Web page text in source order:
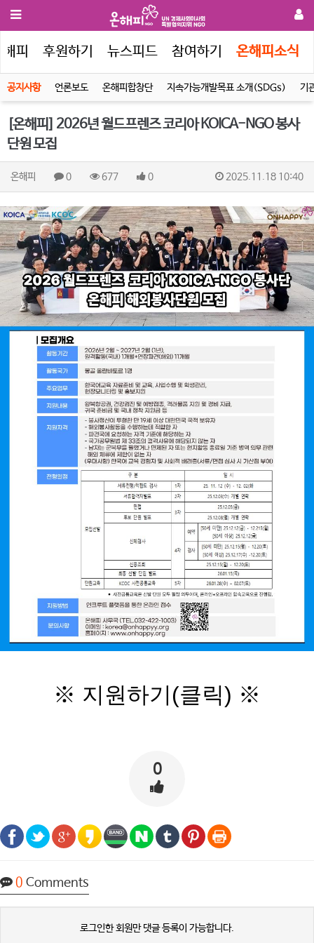
피 후원하기 뉴스피드 참여하기 온해피소식
공지사항 언론보도 온해피합창단 지속가능개발목표 소개(SDGs) 기
[온해피] 2026년 월드프렌즈 코리아 KOICA-NGO 봉사
단원 모집
온해피 0 677 0 2025.11.18 10:40
※ 지원하기(클릭) ※
0
0 Comments
로그인한 회원만 댓글 등록이 가능합니다.